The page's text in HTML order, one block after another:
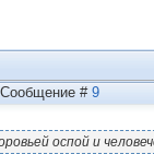
# 9
оспой и